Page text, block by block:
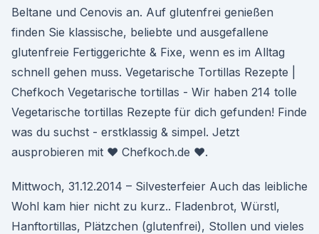
Beltane und Cenovis an. Auf glutenfrei genießen
finden Sie klassische, beliebte und ausgefallene
glutenfreie Fertiggerichte & Fixe, wenn es im Alltag
schnell gehen muss. Vegetarische Tortillas Rezepte |
Chefkoch Vegetarische tortillas - Wir haben 214 tolle
Vegetarische tortillas Rezepte für dich gefunden! Finde
was du suchst - erstklassig & simpel. Jetzt
ausprobieren mit ♥ Chefkoch.de ♥.
Mittwoch, 31.12.2014 – Silvesterfeier Auch das leibliche
Wohl kam hier nicht zu kurz.. Fladenbrot, Würstl,
Hanftortillas, Plätzchen (glutenfrei), Stollen und vieles